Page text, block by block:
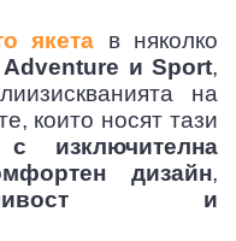
якета в няколко
Adventure и Sport,
на
които носят тази
с изключителна
дизайн,
и